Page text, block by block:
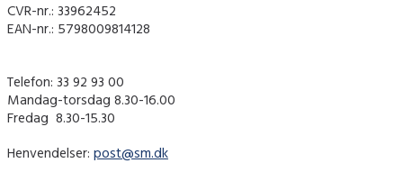
CVR-nr.: 33962452
EAN-nr.: 5798009814128
Telefon: 33 92 93 00
Mandag-torsdag 8.30-16.00
Fredag ​ 8.30-15.30
Henvendelser: post@sm.dk